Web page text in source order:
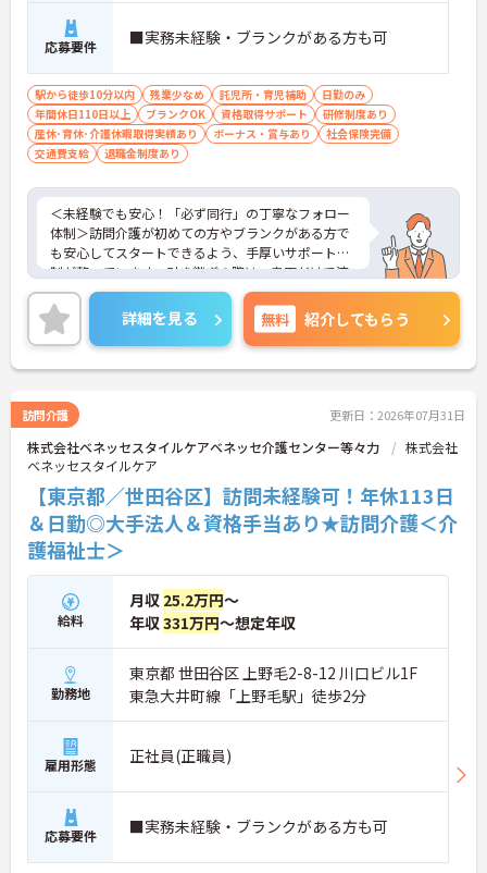
・等級や入社年数を問わず年1回の認定機会に挑戦
できる仕組みにより、高いモチベーションを維持で
【大手ならではの充実した教育・サポート体制が整
っています】
・全スタッフを対象とした3段階の入社研修によ
り、介護職としての専門性を基礎から学べます
・配属後は先輩社員とダブルシフトを組んで実務を
習得できるため、安心して業務に入れます
【短時間型デイサービスでの日勤業務という点も魅
力です】
・機能訓練をメインとしており、身体的負担の大き
い入浴・食事介助のサービス提供はありません
・土日と年末年始が定休日の固定休みとなってお
り、週末の予定を大切にしながら無理なく働ける環
応募要件 ■実務未経験・ブランクがある方も可
駅から徒歩10分以内 残業少なめ 託児所・育児補助
日勤のみ
年間休日110日以上
ブランクOK 資格取得サポート
研修制度あり
産休･育休･介護休暇取得実績あり
ボーナス・賞与あり
社会保険完備
交通費支給
退職金制度あり
＜未経験でも安心！「必ず同行」の丁寧なフォロー
体制＞訪問介護が初めての方やブランクがある方で
も安心してスタートできるよう、手厚いサポート体
制が整っています。引き継ぎの際は、書面だけで済
ませることはなく、必ず先輩スタッフが同行して丁
寧に指導を行います。 ご利用者様の住み慣れたご自
宅で、1対1でじっくりと向き合うケアができるた
め、「もっと丁寧に、親切に介護をしたい」という
想いをお持ちの方にぴったりの環境です。
ミ」の割引や保育手当など、ベネッセグループなら
ではの家族向け福利厚生が非常に充実しています。
産前産後・育児休暇の取得実績や復帰支援はもちろ
ん、お子様の看護休暇や、ご家族の介護休暇・短縮
勤務制度なども整備されています。ライフステージ
が変わっても、制度を活用しながら長く働き続けら
れる、スタッフに優しい職場です。
詳細を見る 無料 紹介してもらう
訪問介護 更新日：2026年07月31日
株式会社ベネッセスタイルケアベネッセ介護センター等々力
株式会社
ベネッセスタイルケア
【東京都／世田谷区】訪問未経験可！年休113日
＆日勤◎大手法人＆資格手当あり★訪問介護＜介
護福祉士＞
給料
月収 25.2万円～
年収331万円～想定年収
勤務地
東京都 世田谷区 上野毛2-8-12 川口ビル1F
東急大井町線「上野毛駅」徒歩2分
雇用形態 正社員(正職員)
応募要件 ■実務未経験・ブランクがある方も可